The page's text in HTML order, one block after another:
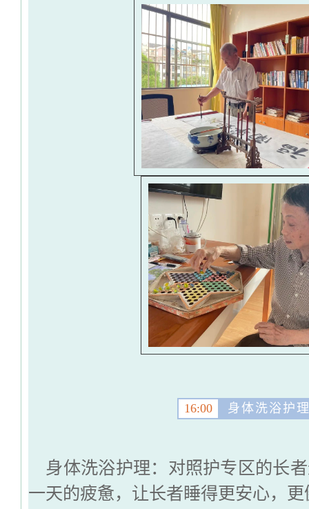
16:00 身体洗浴护
身体洗浴护理：对照护专区的长
一天的疲惫，让长者睡得更安心，更